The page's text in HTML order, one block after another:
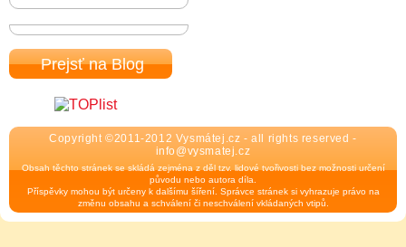
Prejsť na Blog
Copyright ©2011-2012 Vysmátej.cz - all rights reserved -
info@vysmatej.cz
Obsah těchto stránek se skládá zejména z děl tzv. lidové tvořivosti bez možnosti určení
původu nebo autora díla.
Příspěvky mohou být určeny k dalšímu šíření. Správce stránek si vyhrazuje právo na
změnu obsahu a schválení či neschválení vkládaných vtipů.